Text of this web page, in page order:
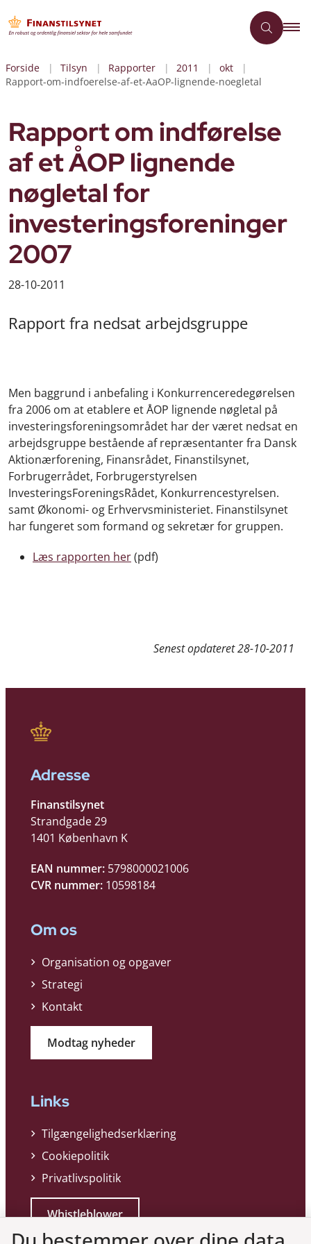
Forside Tilsyn Rapporter 2011
okt
Rapport-om-indfoerelse-af-et-AaOP-lignende-noegletal
Rapport om indførelse
af et ÅOP lignende
nøgletal for
investeringsforeninger
2007
28-10-2011
Rapport fra nedsat arbejdsgruppe
Men baggrund i anbefaling i Konkurrenceredegørelsen
fra 2006 om at etablere et ÅOP lignende nøgletal på
investeringsforeningsområdet har der været nedsat en
arbejdsgruppe bestående af repræsentanter fra Dansk
Aktionærforening, Finansrådet, Finanstilsynet,
Forbrugerrådet, Forbrugerstyrelsen
InvesteringsForeningsRådet, Konkurrencestyrelsen.
samt Økonomi- og Erhvervsministeriet. Finanstilsynet
har fungeret som formand og sekretær for gruppen.
Læs rapporten her(pdf)
Senest opdateret28-10-2011
Adresse
Finanstilsynet
Strandgade 29
1401 København K
EAN nummer: 5798000021006
CVR nummer: 10598184
Om os
Organisation og opgaver
Strategi
Kontakt
Modtag nyheder
Links
Tilgængelighedserklæring
Cookiepolitik
Privatlivspolitik
Whistleblower